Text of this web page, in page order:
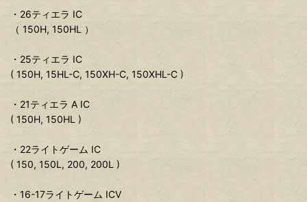
・26ティエラ IC
（ 150H, 150HL ）
・25ティエラ IC
( 150H, 15HL-C, 150XH-C, 150XHL-C )
・21ティエラ A IC
( 150H, 150HL )
・22ライトゲーム IC
( 150, 150L, 200, 200L )
・16-17ライトゲーム ICV